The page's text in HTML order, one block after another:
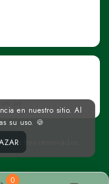
0
reservados.
en nuestro sitio. Al
su uso. 🍪